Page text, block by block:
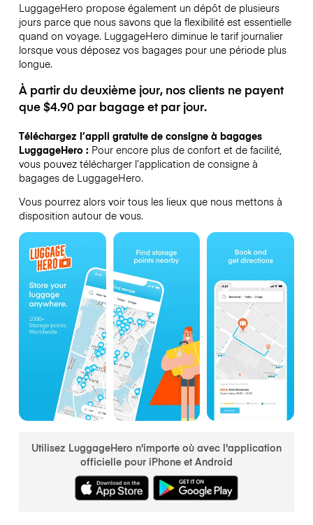
LuggageHero propose également un dépôt de plusieurs
jours parce que nous savons que la flexibilité est essentielle
quand on voyage. LuggageHero diminue le tarif journalier
lorsque vous déposez vos bagages pour une période plus
longue.
À partir du deuxième jour, nos clients ne payent
que $4.90 par bagage et par jour.
Téléchargez l’appli gratuite de consigne à bagages
LuggageHero :Pour encore plus de confort et de facilité,
vous pouvez télécharger l’application de consigne à
bagages de LuggageHero.
Vous pourrez alors voir tous les lieux que nous mettons à
disposition autour de vous.
Utilisez LuggageHero n'importe où avec l'application
officielle pour iPhone et Android